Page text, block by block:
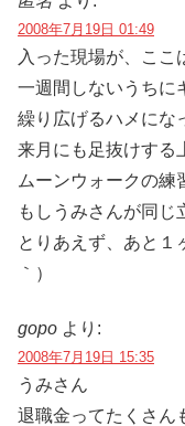
2008年7月19日 01:49
入った現場が、ここ
一週間しないうちに
繰り広げるハメにな
来月にも足抜けする
ムーンウォークの練
もしうみさんが同
とりあえず、あと１
｀）
gopo より:
2008年7月19日 15:35
うみさん
退職金ってたくさん